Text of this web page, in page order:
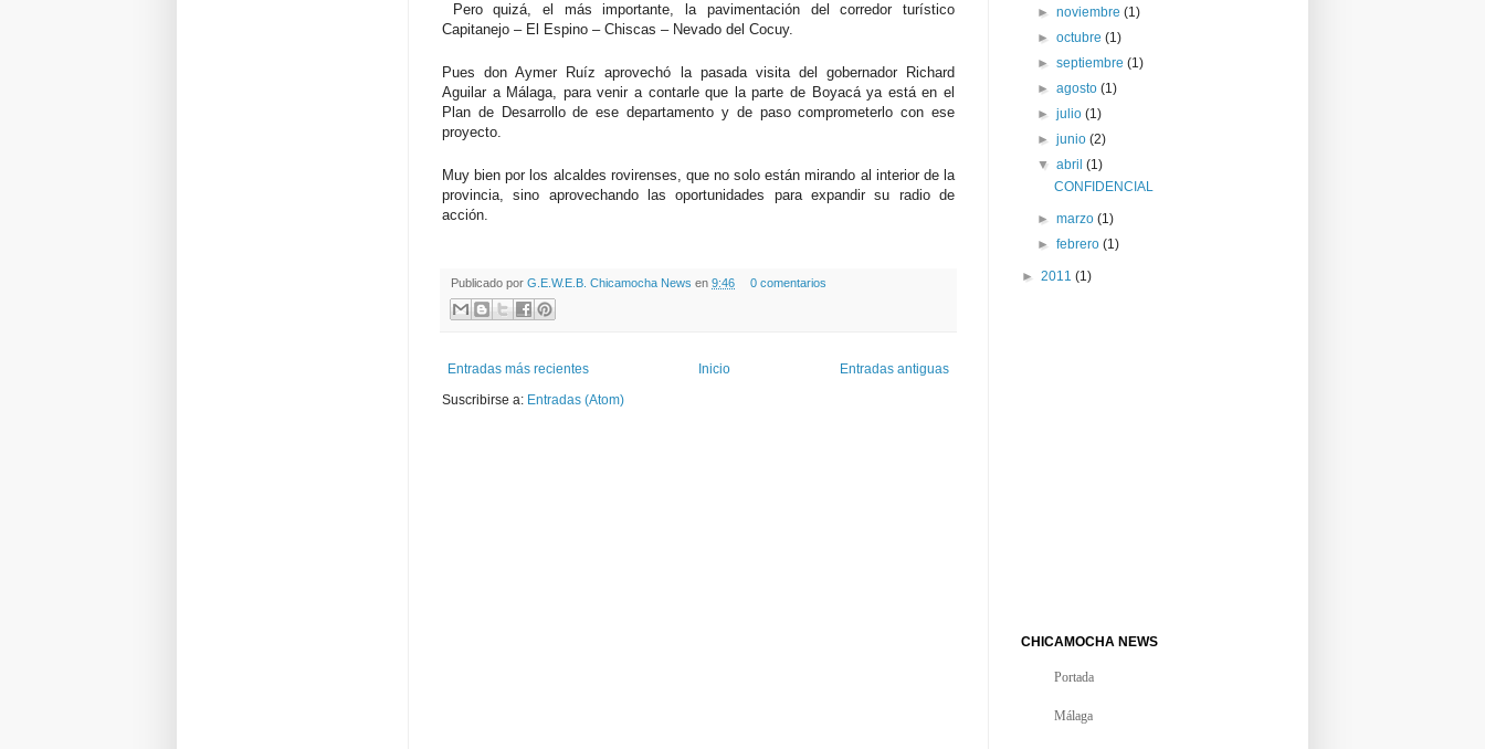
Pero quizá, el más importante, la pavimentación del corredor turístico
Capitanejo – El Espino – Chiscas – Nevado del Cocuy.
Pues don Aymer Ruíz aprovechó la pasada visita del gobernador Richard
Aguilar a Málaga, para venir a contarle que la parte de Boyacá ya está en el
Plan de Desarrollo de ese departamento y de paso comprometerlo con ese
proyecto.
Muy bien por los alcaldes rovirenses, que no solo están mirando al interior de la
provincia, sino aprovechando las oportunidades para expandir su radio de
acción.
Publicado por G.E.W.E.B. Chicamocha News en 9:46 0 comentarios
Entradas más recientes Entradas antiguas
Inicio
Suscribirse a: Entradas (Atom)
►noviembre(1)
►octubre(1)
►septiembre(1)
►agosto(1)
►julio(1)
►junio(2)
▼abril(1)
CONFIDENCIAL
►marzo(1)
►febrero(1)
► 2011 (1)
CHICAMOCHA NEWS
Portada
Málaga